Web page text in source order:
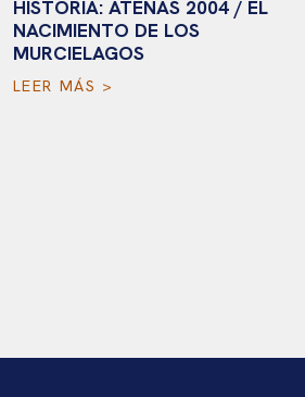
HISTORIA: ATENAS 2004 / EL
NACIMIENTO DE LOS
MURCIELAGOS
LEER MÁS >